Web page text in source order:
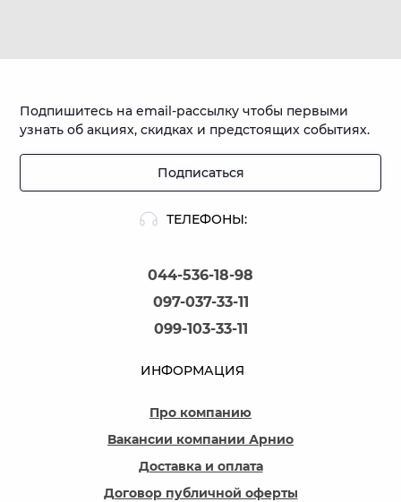
ТЕЛЕФОНЫ:
044-536-18-98
097-037-33-11
099-103-33-11
Подпишитесь на email-рассылку чтобы первыми
узнать об акциях, скидках и предстоящих событиях.
Подписаться
ИНФОРМАЦИЯ
Про компанию
Вакансии компании Арнио
Доставка и оплата
Договор публичной оферты